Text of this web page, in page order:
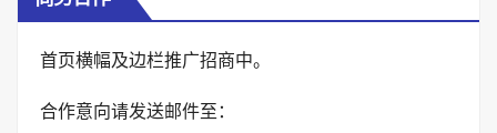
首页横幅及边栏推广招商中。
合作意向请发送邮件至：